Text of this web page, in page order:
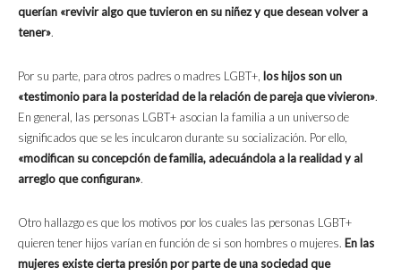
querían «revivir algo que tuvieron en su niñez y que desean volver a
tener».
Por su parte, para otros padres o madres LGBT+, los hijos son un
«testimonio para la posteridad de la relación de pareja que vivieron».
En general, las personas LGBT+ asocian la familia a un universo de
significados que se les inculcaron durante su socialización. Por ello,
«modifican su concepción de familia, adecuándola a la realidad y al
arreglo que configuran».
Otro hallazgo es que los motivos por los cuales las personas LGBT+
quieren tener hijos varían en función de si son hombres o mujeres. En las
mujeres existe cierta presión por parte de una sociedad que